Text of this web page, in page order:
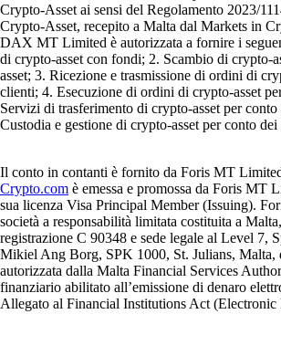
Crypto-Asset ai sensi del Regolamento 2023/
Crypto-Asset, recepito a Malta dal Markets in
DAX MT Limited è autorizzata a fornire i
di crypto-asset con fondi; 2. Scambio di crypto-
asset; 3. Ricezione e trasmissione di ordini di
clienti; 4. Esecuzione di ordini di crypto-asset
Servizi di trasferimento di crypto-asset per
Custodia e gestione di crypto-asset per conto
Il conto in contanti è fornito da Foris MT
Crypto.com è emessa e promossa da Foris MT
sua licenza Visa Principal Member (Issuing).
società a responsabilità limitata costituita a
registrazione C 90348 e sede legale al Level 7,
Mikiel Ang Borg, SPK 1000, St. Julians, Malta,
autorizzata dalla Malta Financial Services
finanziario abilitato all’emissione di denaro
Allegato al Financial Institutions Act